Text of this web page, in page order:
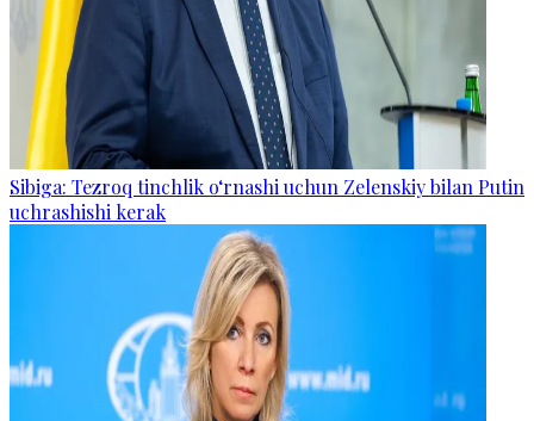
Sibiga: Tezroq tinchlik o‘rnashi uchun Zelenskiy bilan Putin
uchrashishi kerak